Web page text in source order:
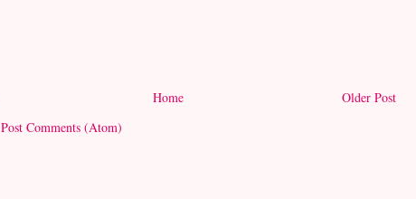
Older Post
Home
Post Comments (Atom)